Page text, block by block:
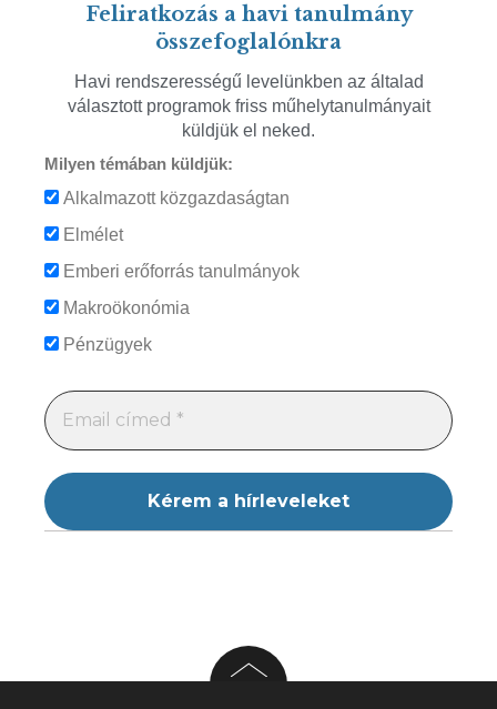
Feliratkozás a havi tanulmány
összefoglalónkra
Havi rendszerességű levelünkben az általad
választott programok friss műhelytanulmányait
küldjük el neked.
Milyen témában küldjük:
Alkalmazott közgazdaságtan
Elmélet
Emberi erőforrás tanulmányok
Makroökonómia
Pénzügyek